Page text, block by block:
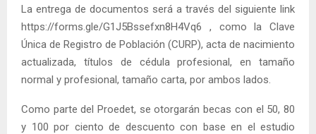
La entrega de documentos será a través del siguiente link
https://forms.gle/G1J5Bssefxn8H4Vq6 , como la Clave
Única de Registro de Población (CURP), acta de nacimiento
actualizada, títulos de cédula profesional, en tamaño
normal y profesional, tamaño carta, por ambos lados.
Como parte del Proedet, se otorgarán becas con el 50, 80
y 100 por ciento de descuento con base en el estudio